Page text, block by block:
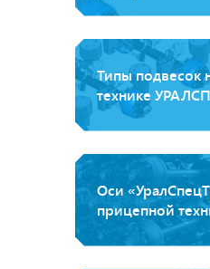
Типы подвесок
технике
Оси
прицепной